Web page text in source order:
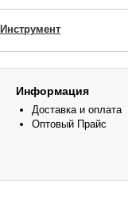
Инструмент
Информация
Доставка и оплата
Оптовый Прайс